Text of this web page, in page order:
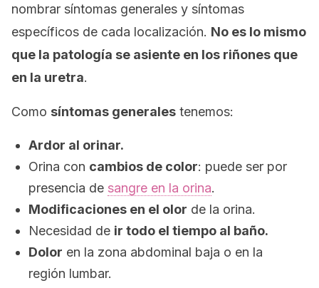
nombrar síntomas generales y síntomas
específicos de cada localización. No es lo mismo
que la patología se asiente en los riñones que
en la uretra.
Como síntomas generales tenemos:
Ardor al orinar.
Orina con cambios de color: puede ser por
presencia de sangre en la orina.
Modificaciones en el olor de la orina.
Necesidad de ir todo el tiempo al baño.
Dolor en la zona abdominal baja o en la
región lumbar.